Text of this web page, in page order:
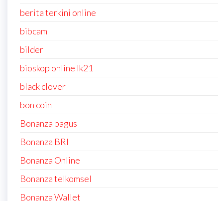
berita terkini online
bibcam
bilder
bioskop online lk21
black clover
bon coin
Bonanza bagus
Bonanza BRI
Bonanza Online
Bonanza telkomsel
Bonanza Wallet